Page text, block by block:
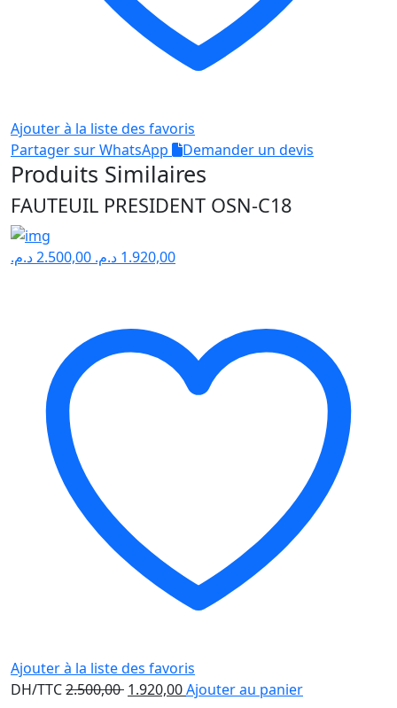
Ajouter à la liste des favoris
Partager sur WhatsApp
Demander un devis
Produits Similaires
FAUTEUIL PRESIDENT OSN-C18
2.500,00د.م. 1.920,00 د.م.
Ajouter à la liste des favoris
DH/TTC2.500,00 Le
1.920,00Le
Ajouter au panier